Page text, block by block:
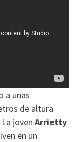
a unas
de altura
La jovenArrietty
en un